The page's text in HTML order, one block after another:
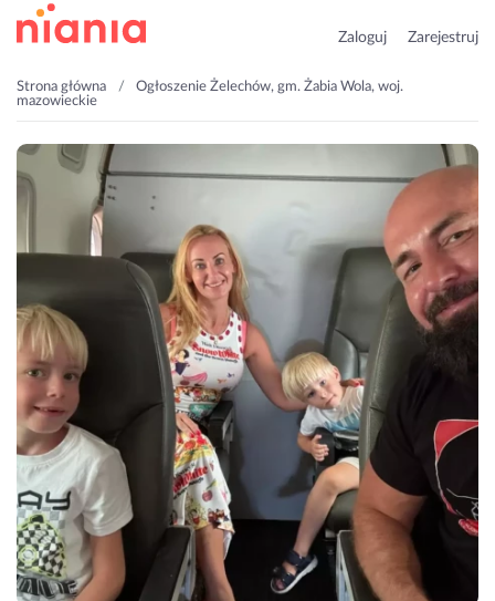
Zaloguj Zarejestruj
Strona główna
Ogłoszenie Żelechów, gm. Żabia Wola, woj.
mazowieckie